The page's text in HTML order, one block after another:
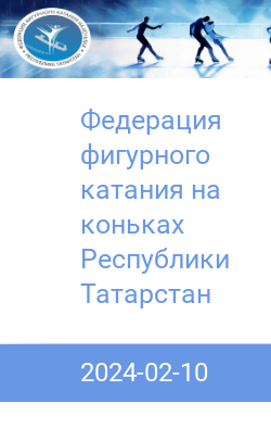
Перейти
к
содержимому
Федерация
фигурного
катания на
коньках
Республики
Татарстан
2024-02-10